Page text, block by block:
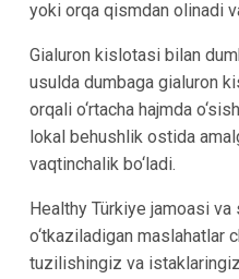
yoki orqa qismdan olinadi
Gialuron kislotasi bilan
usulda dumbaga gialuron
orqali o‘rtacha hajmda
lokal behushlik ostida
vaqtinchalik bo‘ladi.
Healthy Türkiye jamoasi
o‘tkaziladigan maslahatlar
tuzilishingiz va